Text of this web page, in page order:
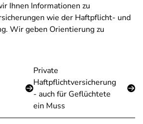
Ihnen Informationen zu
wie der Haftpflicht- und
Wir geben Orientierung zu
Private
Haftpflichtversicherung
- auch für Geflüchtete
ein Muss